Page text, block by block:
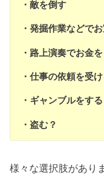
・敵を倒す
・発掘作業などで
・路上演奏でお金
・仕事の依頼を受
・ギャンブルをする
・盗む？
様々な選択肢があり